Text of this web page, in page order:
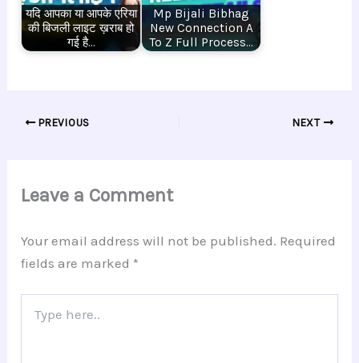
यदि आपका या आपके एरिया
की बिजली लाइट ख़राब हो
गई है…
Mp Bijali Bibhag
New Connection A
To Z Full Process…
PREVIOUS NEXT
Leave a Comment
Your email address will not be published. Required
fields are marked *
here..